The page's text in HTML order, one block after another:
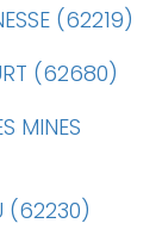
(62219)
(62680)
MINES
(62230)